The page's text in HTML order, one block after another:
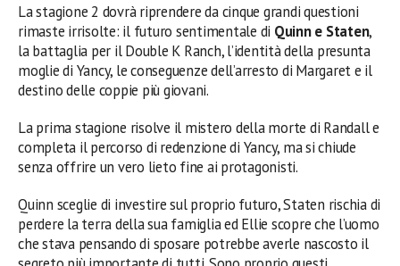
La stagione 2 dovrà riprendere da cinque grandi questioni
rimaste irrisolte: il futuro sentimentale di Quinn e Staten,
la battaglia per il Double K Ranch, l’identità della presunta
moglie di Yancy, le conseguenze dell’arresto di Margaret e il
destino delle coppie più giovani.
La prima stagione risolve il mistero della morte di Randall e
completa il percorso di redenzione di Yancy, ma si chiude
senza offrire un vero lieto fine ai protagonisti.
Quinn sceglie di investire sul proprio futuro, Staten rischia di
perdere la terra della sua famiglia ed Ellie scopre che l’uomo
che stava pensando di sposare potrebbe averle nascosto il